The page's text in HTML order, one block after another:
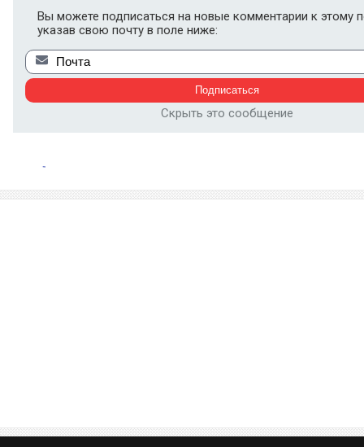
Вы можете подписаться на новые комментарии к этому
указав свою почту в поле ниже:
Скрыть это сообщение